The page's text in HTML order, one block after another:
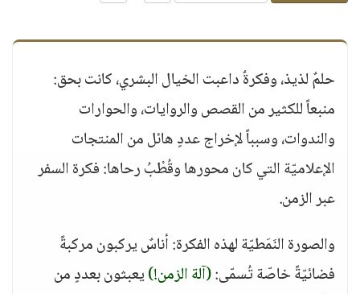
حلمٌ لذيذ، وفكرةٌ داعبت الخيال البشري، كانت بحق:
منبعاً للكثير من القصص والروايات، والحوارات
والندوات، وسبباً لإخراج عددٍ هائل من المنتجات
الإعلاميّة التي كان محورها وقُطْبُ رحاها: فكرة السفر
عبر الزمن.
والصورة النَمَطيّة لهذه الفكرة: أناسٌ يركبون مركبةً
فضائيّةً خاصّة تُسمّى:(آلة الزمن!)يعبثون بعددٍ من